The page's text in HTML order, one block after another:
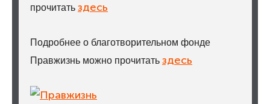
прочитать здесь
Подробнее о благотворительном фонде
Правжизнь можно прочитать здесь